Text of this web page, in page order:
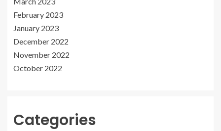
February 2023
January 2023
December 2022
November 2022
October 2022
Categories